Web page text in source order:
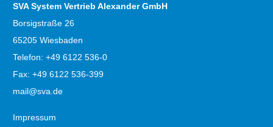
SVA System Vertrieb Alexander GmbH
Borsigstraße 26
65205 Wiesbaden
Telefon: +49 6122 536-0
Fax: +49 6122 536-399
mail@sva.de
Impressum